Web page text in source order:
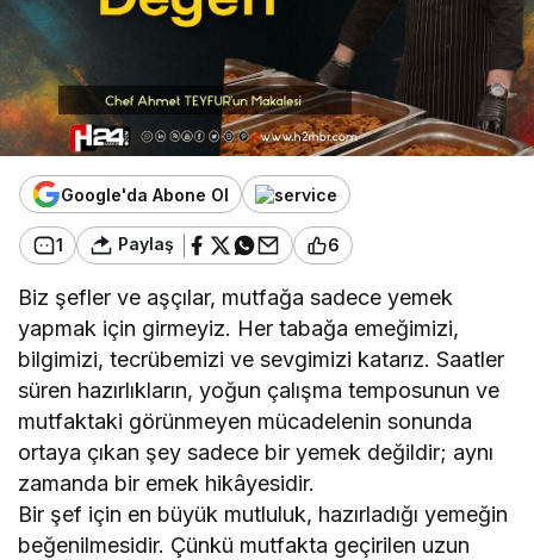
Google'da Abone Ol
1 Paylaş 6
Biz şefler ve aşçılar, mutfağa sadece yemek
yapmak için girmeyiz. Her tabağa emeğimizi,
bilgimizi, tecrübemizi ve sevgimizi katarız. Saatler
süren hazırlıkların, yoğun çalışma temposunun ve
mutfaktaki görünmeyen mücadelenin sonunda
ortaya çıkan şey sadece bir yemek değildir; aynı
zamanda bir emek hikâyesidir.
Bir şef için en büyük mutluluk, hazırladığı yemeğin
beğenilmesidir. Çünkü mutfakta geçirilen uzun